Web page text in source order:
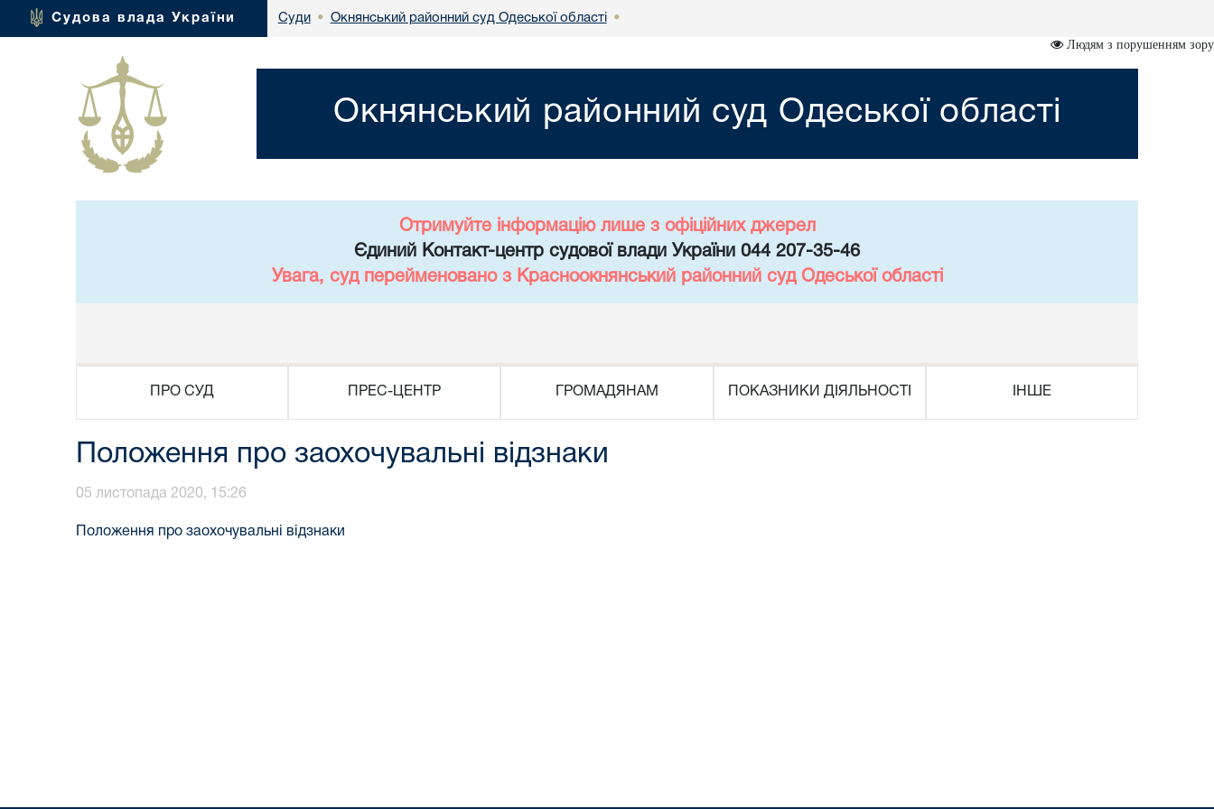
Судова влада України Суди • Окнянський районний суд Одеської області •
Людям з порушенням зору
Окнянський районний суд Одеської області
Отримуйте інформацію лише з офіційних джерел
Єдиний Контакт-центр судової влади України 044 207-35-46
Увага, суд перейменовано з Красноокнянський районний суд Одеської області
ПРО СУД ПРЕС-ЦЕНТР ГРОМАДЯНАМ ПОКАЗНИКИ ДІЯЛЬНОСТІ ІНШЕ
Положення про заохочувальні відзнаки
05 листопада 2020, 15:26
Положення про заохочувальні відзнаки